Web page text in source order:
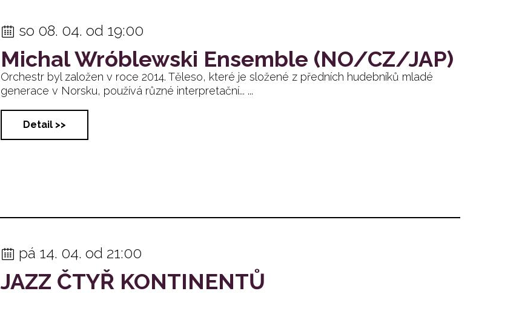
so 08. 04. od 19:00
Michal Wróblewski Ensemble (NO/CZ/JAP)
Orchestr byl založen v roce 2014. Těleso, které je složené z předních hudebníků mladé
generace v Norsku, používá různé interpretační... ...
Detail >>
pá 14. 04. od 21:00
JAZZ ČTYŘ KONTINENTŮ